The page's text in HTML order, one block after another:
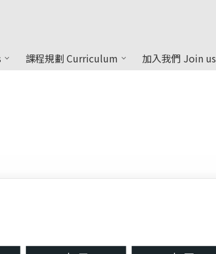
課程規劃 Curriculum 加入我們 Join us